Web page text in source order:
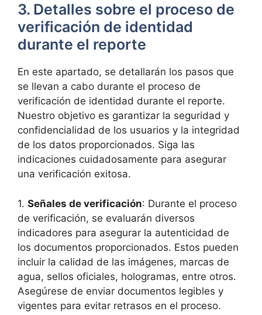
3. Detalles ‍sobre el⁣ proceso⁣ de
verificación de identidad
durante el reporte
En este⁢ apartado, se detallarán los ⁤pasos que
se llevan a cabo durante ​el proceso de
verificación de identidad⁢ durante el reporte.
Nuestro objetivo es⁢ garantizar la seguridad y
confidencialidad de los usuarios y la integridad⁤
de los datos proporcionados. Siga las
‍indicaciones cuidadosamente para ​asegurar
una ‍verificación exitosa.
1. Señales de ⁣verificación: Durante el proceso
de verificación, se evaluarán diversos
indicadores para asegurar la autenticidad de
los‌ documentos ⁢proporcionados. Estos pueden
incluir la‍ calidad de las ⁣imágenes, marcas de
agua, ⁢sellos oficiales, hologramas,​ entre otros.
Asegúrese de enviar documentos legibles ​y ​
vigentes para evitar retrasos en el proceso.